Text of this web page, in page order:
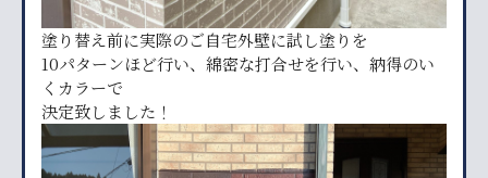
塗り替え前に実際のご自宅外壁に試し塗りを
10パターンほど行い、綿密な打合せを行い、納得のい
くカラーで
決定致しました！